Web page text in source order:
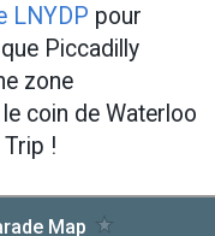
LNYDP pour
Piccadilly
zone
coin de Waterloo
!